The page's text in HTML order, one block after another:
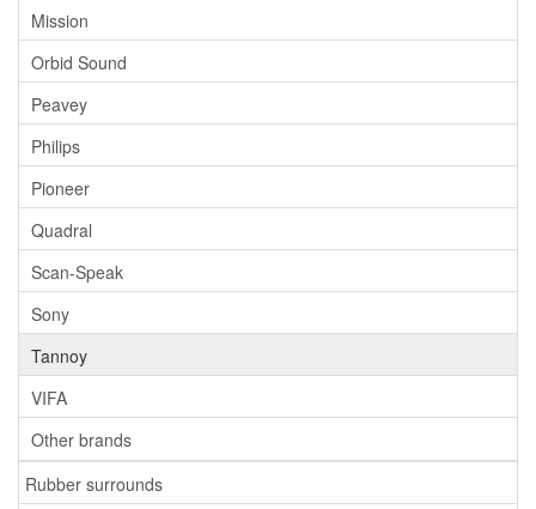
Mission
Orbid Sound
Peavey
Philips
Pioneer
Quadral
Scan-Speak
Sony
Tannoy
VIFA
Other brands
Rubber surrounds